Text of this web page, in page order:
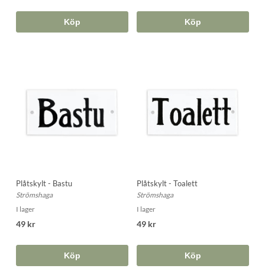
Köp Köp
Plåtskylt - Bastu
Strömshaga
I lager
49 kr
Köp
Plåtskylt - Toalett
Strömshaga
I lager
49 kr
Köp